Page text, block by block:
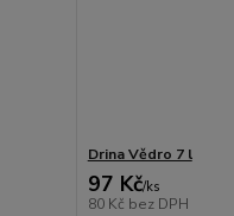
Drina Vědro 7 l
97 Kč/ks
80 Kč bez DPH